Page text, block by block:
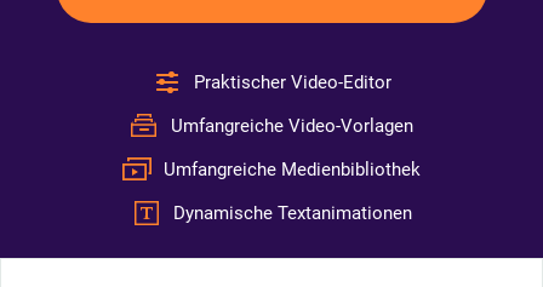
Praktischer Video-Editor
Umfangreiche Video-Vorlagen
Umfangreiche Medienbibliothek
Dynamische Textanimationen